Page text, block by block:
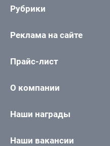
Рубрики
Реклама на сайте
Прайс-лист
О компании
Наши награды
Наши вакансии